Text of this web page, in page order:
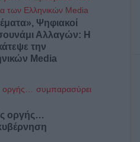
Ψηφιακοί
Αλλαγών: Η
την
Media
οργής…